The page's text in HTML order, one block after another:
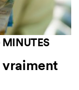
MINUTES
vraiment